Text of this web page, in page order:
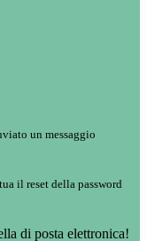
un messaggio
il reset della password
di posta elettronica!